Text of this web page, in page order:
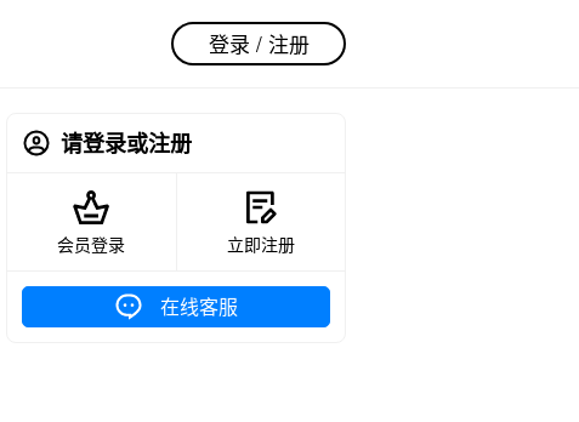
登录 / 注册
请登录或注册
会员登录 立即注册
在线客服